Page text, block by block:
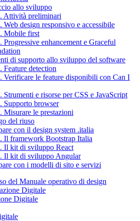
allo sviluppo
Attività preliminari
Web design responsivo e accessibile
Mobile first
Progressive enhancement e Graceful
di supporto allo sviluppo del software
Feature detection
Verificare le feature disponibili con Can I
Strumenti e risorse per CSS e JavaScript
Supporto browser
Misurare le prestazioni
del riuso
con il design system .italia
Il framework Bootstrap Italia
Il kit di sviluppo React
Il kit di sviluppo Angular
con i modelli di sito e servizi
del Manuale operativo di design
Digitale